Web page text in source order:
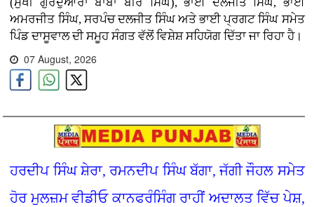
ਅਮਰਜੀਤ ਸਿੰਘ, ਸਰਪੰਚ ਦਲਜੀਤ ਸਿੰਘ ਅਤੇ ਭਾਈ ਪ੍ਰਗਟ ਸਿੰਘ ਸਮੇਤ
ਪਿੰਡ ਦਾਸੂਵਾਲ ਦੀ ਸਮੂਹ ਸੰਗਤ ਵੱਲੋਂ ਵਿਸ਼ੇਸ਼ ਸਹਿਯੋਗ ਦਿੱਤਾ ਜਾ ਰਿਹਾ ਹੈ।
07 August, 2026
ਹਰਦੀਪ ਸਿੰਘ ਸ਼ੇਰਾ, ਰਮਨਦੀਪ ਸਿੰਘ ਬੱਗਾ, ਜੱਗੀ ਜੌਹਲ ਸਮੇਤ
ਹੋਰ ਮੁਲਜ਼ਮ ਵੀਡੀਓ ਕਾਨਫਰੰਸਿੰਗ ਰਾਹੀਂ ਅਦਾਲਤ ਵਿੱਚ ਪੇਸ਼,